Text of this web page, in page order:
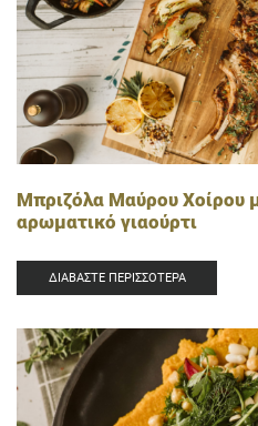
Μπριζόλα Μαύρου Χοίρου
αρωματικό γιαούρτι
ΔΙΑΒΆΣΤΕ ΠΕΡΙΣΣΌΤΕΡΑ